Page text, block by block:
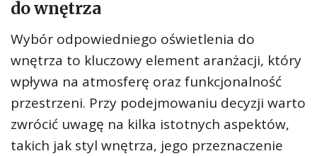
do wnętrza
Wybór odpowiedniego oświetlenia do
wnętrza to kluczowy element aranżacji, który
wpływa na atmosferę oraz funkcjonalność
przestrzeni. Przy podejmowaniu decyzji warto
zwrócić uwagę na kilka istotnych aspektów,
takich jak styl wnętrza, jego przeznaczenie